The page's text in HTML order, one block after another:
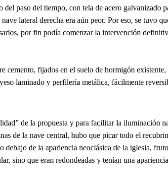
paso del tiempo, con tela de acero galvanizado
nave lateral derecha era aún peor. Por eso, se
por fin podía comenzar la intervención
cemento, fijados en el suelo de hormigón
laminado y perfilería metálica, fácilmente
de la propuesta y para facilitar la iluminación
de la nave central, hubo que picar todo el
debajo de la apariencia neoclásica de la iglesia,
sino que eran redondeadas y tenían una